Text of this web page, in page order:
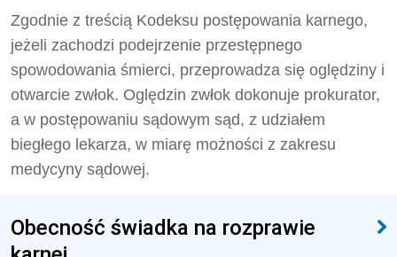
Zgodnie z treścią Kodeksu postępowania karnego,
jeżeli zachodzi podejrzenie przestępnego
spowodowania śmierci, przeprowadza się oględziny i
otwarcie zwłok. Oględzin zwłok dokonuje prokurator,
a w postępowaniu sądowym sąd, z udziałem
biegłego lekarza, w miarę możności z zakresu
medycyny sądowej.
Obecność świadka na rozprawie